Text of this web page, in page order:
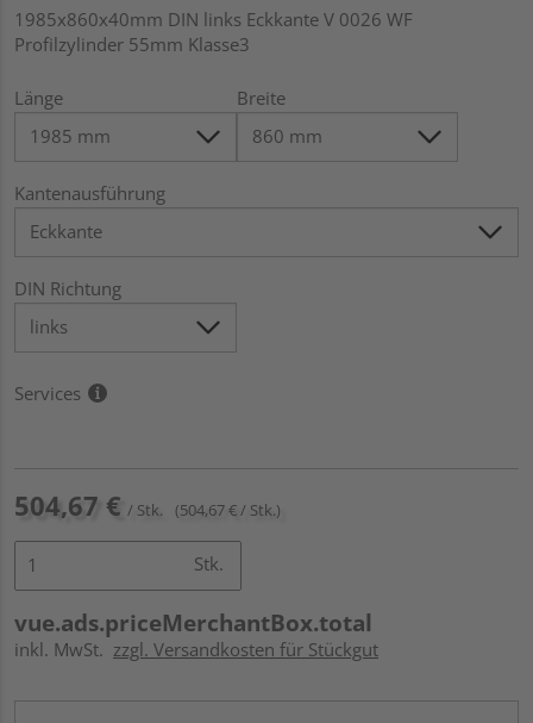
1985x860x40mm DIN links Eckkante V 0026 WF
Profilzylinder 55mm Klasse3
Länge Breite
Kantenausführung
DIN Richtung
Services
504,67 € / Stk. (504,67 € / Stk.)
Stk.
vue.ads.priceMerchantBox.total
inkl. MwSt. zzgl. Versandkosten für Stückgut